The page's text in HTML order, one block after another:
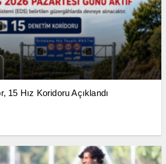
15 Hız Koridoru Açıklandı